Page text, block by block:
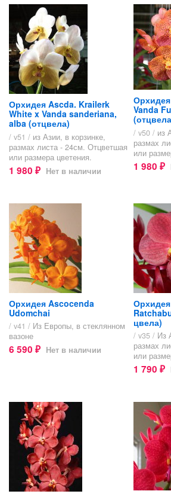
Орхидея Ascda. Krailerk
White x Vanda sanderiana,
alba (отцвела)
/ v51 / из Азии, в корзинке,
размах листа - 24см. Отцветшая
или размера цветения.
1 980 ₽ Нет в наличии
Vanda
/ v50 / из
размах
или
1 980 ₽
Орхидея Ascocenda
Udomchai
/ v41 / Из Европы, в стеклянном
вазоне
6 590 ₽ Нет в наличии
цвела)
/ v35 / Из
размах
или
1 790 ₽